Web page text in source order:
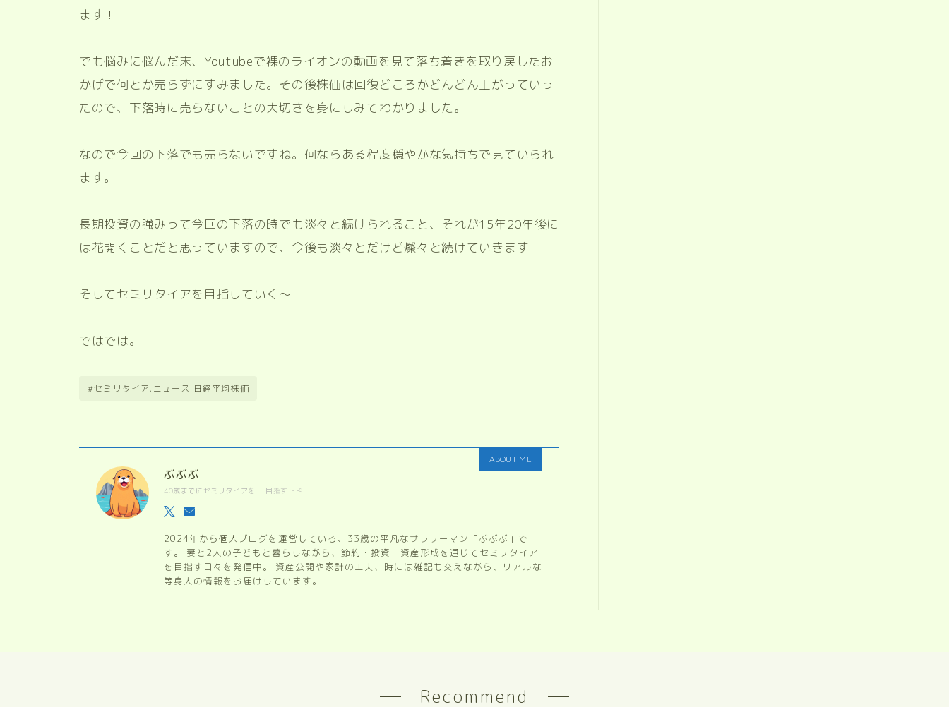
ます！
でも悩みに悩んだ末、Youtubeで裸のライオンの動画を見て落ち着きを取り戻したお
かげで何とか売らずにすみました。その後株価は回復どころかどんどん上がっていっ
たので、下落時に売らないことの大切さを身にしみてわかりました。
なので今回の下落でも売らないですね。何ならある程度穏やかな気持ちで見ていられ
ます。
長期投資の強みって今回の下落の時でも淡々と続けられること、それが15年20年後に
は花開くことだと思っていますので、今後も淡々とだけど燦々と続けていきます！
そしてセミリタイアを目指していく〜
ではでは。
#セミリタイア.ニュース.日経平均株価
ABOUT ME
ぶぶぶ
40歳までにセミリタイアを 目指すトド
2024年から個人ブログを運営している、33歳の平凡なサラリーマン「ぶぶぶ」で
す。 妻と2人の子どもと暮らしながら、節約・投資・資産形成を通じてセミリタイア
を目指す日々を発信中。 資産公開や家計の工夫、時には雑記も交えながら、リアルな
等身大の情報をお届けしています。
Recommend